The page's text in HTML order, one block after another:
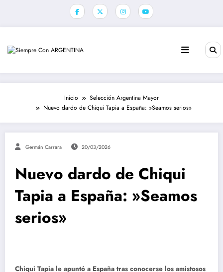
Inicio
Selección Argentina Mayor
Nuevo dardo de Chiqui Tapia a España: »Seamos serios»
Germán Carrara 20/03/2026
Nuevo dardo de Chiqui
Tapia a España: »Seamos
serios»
Chiqui Tapia le apuntó a España tras conocerse los amistosos